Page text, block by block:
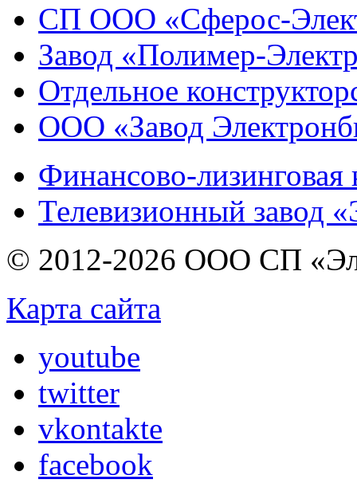
СП ООО «Сферос-
Завод «Полимер-
Отдельное
ООО «Завод
Финансово-
Телевизионный завод
© 2012-2026 ООО СП
Карта сайта
youtube
twitter
vkontakte
facebook